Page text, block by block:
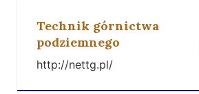
Technik górnictwa
podziemnego
http://nettg.pl/